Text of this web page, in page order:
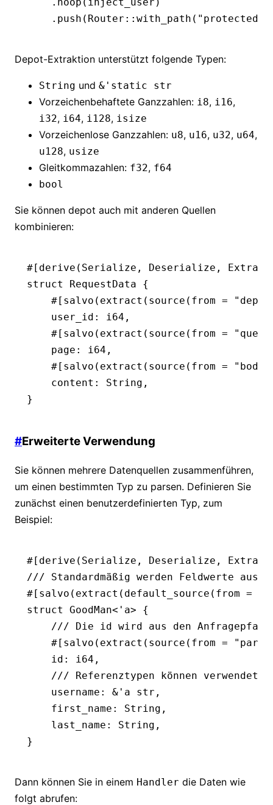
    .
push (Router :: with_path ( "protected"
Depot-Extraktion unterstützt folgende Typen:
String und &'static str
Vorzeichenbehaftete Ganzzahlen: i8, i16,
i32, i64, i128, isize
Vorzeichenlose Ganzzahlen: u8, u16, u32, u64,
u128, usize
Gleitkommazahlen: f32, f64
bool
Sie können depot auch mit anderen Quellen
kombinieren:
#[derive( Serialize , Deserialize ,
struct
RequestData {
    #[salvo(extract(source(from
=
    user_id
: i64 ,
    #[salvo(extract(source(from
=
    page
: i64 ,
    #[salvo(extract(source(from
= "body"
    content
: String ,
}
#Erweiterte Verwendung
Sie können mehrere Datenquellen zusammenführen,
um einen bestimmten Typ zu parsen. Definieren Sie
zunächst einen benutzerdefinierten Typ, zum
Beispiel:
#[derive( Serialize , Deserialize ,
/// Standardmäßig werden Feldwerte aus
#[salvo(extract(default_source(from =
struct
GoodMan<' a> {
/// Die id wird aus den
    #[salvo(extract(source(from
=
    id
: i64 ,
/// Referenztypen können verwendet
    username
: & ' a str ,
    first_name
: String ,
    last_name
: String ,
}
Dann können Sie in einem Handler die Daten wie
folgt abrufen: